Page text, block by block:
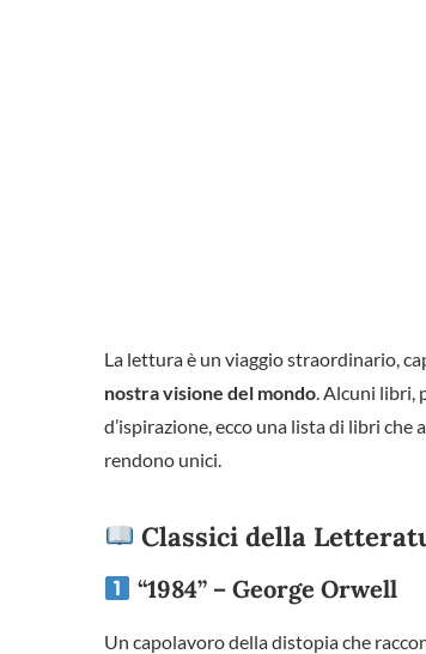
La lettura è un viaggio straordinario,
nostra visione del mondo. Alcuni libri,
d’ispirazione, ecco una lista di libri
rendono unici.
Classici della
“1984” – George Orwell
Un capolavoro della distopia che